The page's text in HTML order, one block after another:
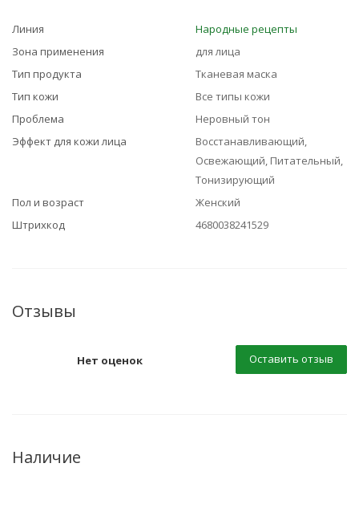
Линия
Народные рецепты
Зона применения
для лица
Тип продукта
Тканевая маска
Тип кожи
Все типы кожи
Проблема
Неровный тон
Эффект для кожи лица
Восстанавливающий,
Освежающий, Питательный,
Тонизирующий
Пол и возраст
Женский
Штрихкод
4680038241529
Отзывы
Нет оценок Оставить отзыв
Наличие